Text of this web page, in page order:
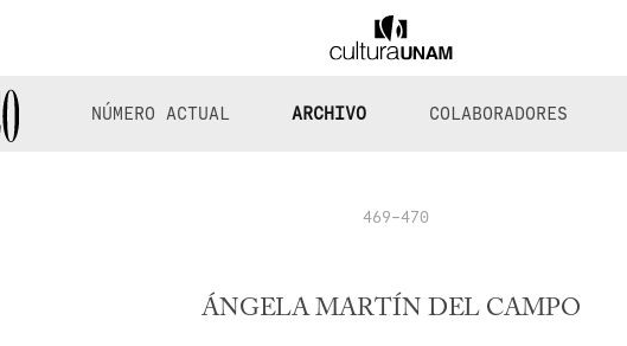
NÚMERO ACTUAL ARCHIVO COLABORADORES
469-470
ÁNGELA MARTÍN DEL CAMPO